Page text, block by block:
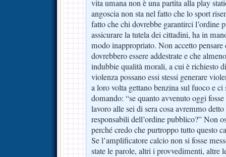
vita umana non è una partita alla play
angoscia non sta nel fatto che lo sport
fatto che chi dovrebbe garantirci l’ordine
assicurare la tutela dei cittadini, ha in
modo inappropriato. Non accetto pensare
dovrebbero essere addestrate e che
indubbie qualità morali, a cui è richiesto
violenza possano essi stessi generare
a loro volta gettano benzina sul fuoco e
domando: “se quanto avvenuto oggi
lavoro alle sei di sera cosa avremmo
responsabili dell’ordine pubblico?” Non
perché credo che purtroppo tutto questo
Se l’amplificatore calcio non si fosse
state le parole, altri i provvedimenti, altre